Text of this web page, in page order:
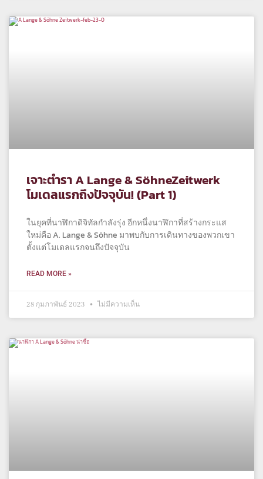
เจาะตำรา A Lange & SöhneZeitwerk
โมเดลแรกถึงปัจจุบัน! (Part 1)
ในยุคที่นาฬิกาดิจิทัลกำลังรุ่ง อีกหนึ่งนาฬิกาที่สร้างกระแส
ใหม่คือ A. Lange & Söhne มาพบกับการเดินทางของพวกเขา
ตั้งแต่โมเดลแรกจนถึงปัจจุบัน
READ MORE »
28 กุมภาพันธ์ 2023 ไม่มีความเห็น